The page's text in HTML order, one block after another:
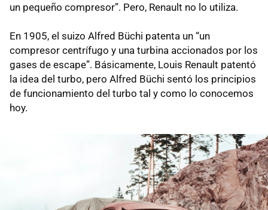
un pequeño compresor”. Pero, Renault no lo utiliza.
En 1905, el suizo Alfred Büchi patenta un “un
compresor centrífugo y una turbina accionados por los
gases de escape”. Básicamente, Louis Renault patentó
la idea del turbo, pero Alfred Büchi sentó los principios
de funcionamiento del turbo tal y como lo conocemos
hoy.